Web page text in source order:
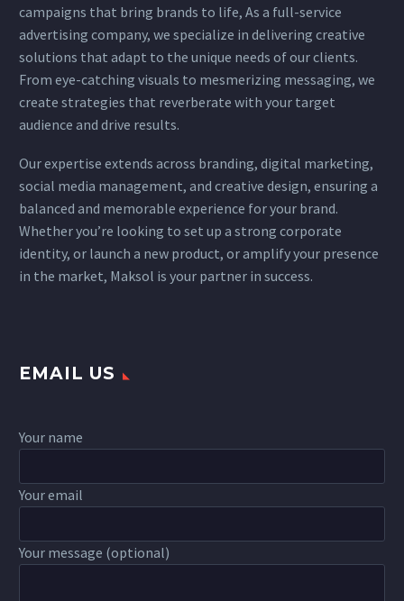
campaigns that bring brands to life, As a full-service
advertising company, we specialize in delivering creative
solutions that adapt to the unique needs of our clients.
From eye-catching visuals to mesmerizing messaging, we
create strategies that reverberate with your target
audience and drive results.
Our expertise extends across branding, digital marketing,
social media management, and creative design, ensuring a
balanced and memorable experience for your brand.
Whether you’re looking to set up a strong corporate
identity, or launch a new product, or amplify your presence
in the market, Maksol is your partner in success.
EMAIL US
Your name
Your email
Your message (optional)